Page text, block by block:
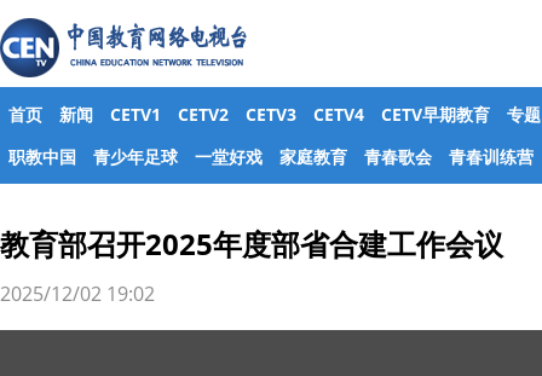
首页 新闻 CETV1 CETV2 CETV3 CETV4 CETV早期教育
专题
职教中国
青少年足球 一堂好戏 家庭教育 青春歌会 青春训练营
教育部召开2025年度部省合建工作会议
2025/12/02 19:02